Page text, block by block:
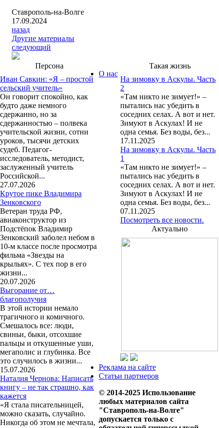
Ставрополь-на-Волге
17.09.2024
назад
Другие материалы
следующий
Персона
Иван Савкин: «Я – простой
сельский учитель»
Он говорит спокойно, как
будто даже немного
сдержанно, но за
сдержанностью – полвека
учительской жизни, сотни
уроков, тысячи детских
судеб. Педагог-
исследователь, методист,
заслуженный учитель
Российской...
27.07.2026
Крутое пике Владимира
Зенковского
Ветеран труда РФ,
авиаконструктор из
Подстёпок Владимир
Зенковский заболел небом в
10-м классе после просмотра
фильма «Звезды на
крыльях». С тех пор в его
жизни...
20.07.2026
Выгорание от…
благополучия
В этой истории немало
трагичного и комичного.
Смешалось все: люди,
свиньи, быки, отсохшие
пальцы и откушенные уши,
мегаполис и глубинка. Все
это случилось в жизни...
15.07.2026
Наталия Чернова: Написать
книгу – не так страшно, как
кажется
«Я стала писательницей,
можно сказать, случайно.
Никогда об этом не мечтала,
Такая жизнь
На зимовку в Аскулы. Часть
2
«Там никто не зимует!» –
пытались нас убедить в
соседних селах. А вот и нет.
Зимуют в Аскулах! И не
одна семья. Без воды, без...
17.11.2025
На зимовку в Аскулы. Часть
1
«Там никто не зимует!» –
пытались нас убедить в
соседних селах. А вот и нет.
Зимуют в Аскулах! И не
одна семья. Без воды, без...
07.11.2025
Посмотреть все новости.
Актуально
О нас
Реклама на сайте
Статьи партнеров
© 2014-2025 Использование
любых материалов сайта
"Ставрополь-на-Волге"
допускается только с